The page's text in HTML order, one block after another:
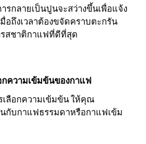
รกลายเป็นปูนจะสว่างขึ้นเพื่อแจ้ง
อถึงเวลาต้องขจัดคราบตะกรัน
รสชาติกาแฟที่ดีที่สุด
กความเข้มข้นของกาแฟ
เลือกความเข้มข้น ให้คุณ
นกับกาแฟธรรมดาหรือกาแฟเข้ม